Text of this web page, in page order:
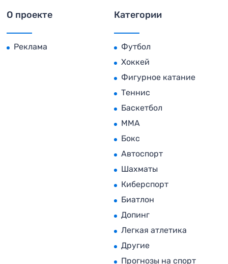
О проекте
Реклама
Категории
Футбол
Хоккей
Фигурное катание
Теннис
Баскетбол
MMA
Бокс
Автоспорт
Шахматы
Киберспорт
Биатлон
Допинг
Легкая атлетика
Другие
Прогнозы на спорт